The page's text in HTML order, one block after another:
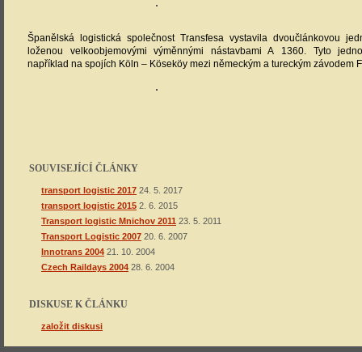
Španělská logistická společnost Transfesa vystavila dvoučlánkovou
loženou velkoobjemovými výměnnými nástavbami A 1360. Tyto
například na spojích Köln – Köseköy mezi německým a tureckým závodem
SOUVISEJÍCÍ ČLÁNKY
transport logistic 2017 24. 5. 2017
transport logistic 2015 2. 6. 2015
Transport logistic Mnichov 2011 23. 5. 2011
Transport Logistic 2007 20. 6. 2007
Innotrans 2004 21. 10. 2004
Czech Raildays 2004 28. 6. 2004
DISKUSE K ČLÁNKU
založit diskusi